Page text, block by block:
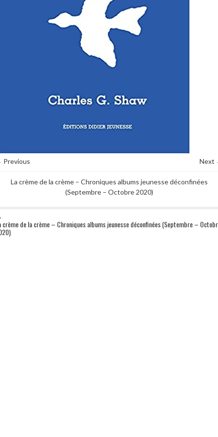
Next
La crème de la crème – Chroniques albums jeunesse déconfinées
(Septembre – Octobre 2020)
crème de la crème – Chroniques albums jeunesse déconfinées (Septembre –